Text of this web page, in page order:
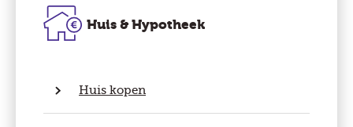
Huis & Hypotheek
Huis kopen